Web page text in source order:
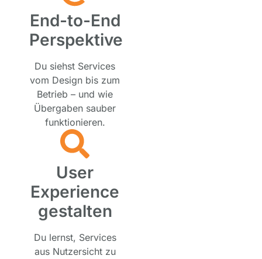
End-to-End
Perspektive
Du siehst Services
vom Design bis zum
Betrieb – und wie
Übergaben sauber
funktionieren.
User
Experience
gestalten
Du lernst, Services
aus Nutzersicht zu